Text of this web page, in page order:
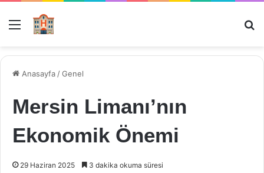
Menü
Anasayfa /Genel
Mersin Limanı’nın
Ekonomik Önemi
29 Haziran 2025 3 dakika okuma süresi